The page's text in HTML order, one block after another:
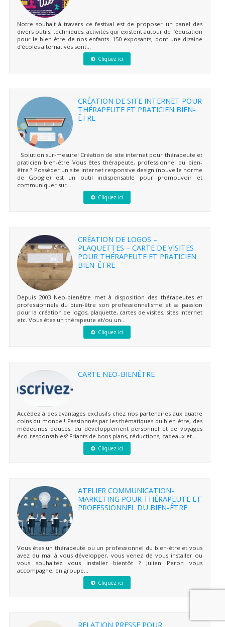
Notre souhait à travers ce festival est de proposer un panel des
divers outils, techniques, activités qui existent autour de l’éducation
pour le bien-être de nos enfants. 150 exposants, dont une dizaine
d’écoles alternatives sont...
Cliquez ici
CRÉATION DE SITE INTERNET POUR
THÉRAPEUTE ET PRATICIEN BIEN-
ÊTRE
Solution sur-mesure! Création de site internet pour thérapeute et
praticien bien-être Vous êtes thérapeute, professionnel du bien-
être ? Posséder un site internet responsive design (nouvelle norme
de Google) est un outil indispensable pour promouvoir et
communiquer sur...
Cliquez ici
CRÉATION DE LOGOS –
PLAQUETTES – CARTE DE VISITES
POUR THÉRAPEUTE ET PRATICIEN
BIEN-ÊTRE
Depuis 2003 Neo-bienêtre met à disposition des thérapeutes et
professionnels du bien-être son professionnalisme et sa passion
pour la création de logos, plaquette, cartes de visites, sites internet
etc. Vous êtes un thérapeute et/ou un...
Cliquez ici
CARTE NEO-BIENÊTRE
Accédez à des avantages exclusifs chez nos partenaires aux quatre
coins du monde ! Passionnés par les thématiques du bien-être, des
médecines douces, du développement personnel et de voyages
éco-responsables? Friants de bons plans, réductions, cadeaux et...
Cliquez ici
ATELIER COMMUNICATION-
MARKETING POUR THÉRAPEUTE ET
PROFESSIONNEL DU BIEN-ÊTRE
Vous êtes un thérapeute ou un professionnel du bien-être et vous
avez du mal à vous développer, vous venez de vous installer ou
vous souhaitez vous installer bientôt ? Julien Peron vous
accompagne, en groupe...
Cliquez ici
RELATION PRESSE POUR